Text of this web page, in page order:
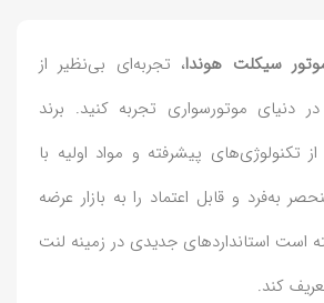
سیکلت هوندا، تجربه‌ای بی‌نظیر از
دنیای موتورسواری تجربه کنید. برند
تکنولوژی‌های پیشرفته و مواد اولیه با
به‌فرد و قابل اعتماد را به بازار عرضه
است استانداردهای جدیدی در زمینه لنت
کند.